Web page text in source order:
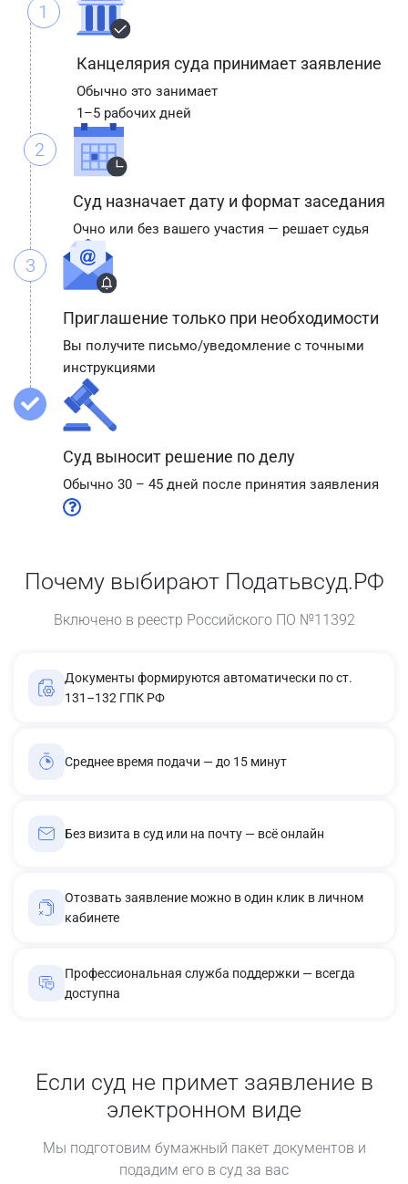
1
Канцелярия суда принимает заявление
Обычно это занимает
1–5 рабочих дней
2
Суд назначает дату и формат заседания
Очно или без вашего участия — решает судья
3
Приглашение только при необходимости
Вы получите письмо/уведомление с точными
инструкциями
Суд выносит решение по делу
Обычно 30 – 45 дней после принятия заявления
Почему выбирают Податьвсуд.РФ
Включено в реестр Российского ПО №11392
Документы формируются автоматически по ст.
131–132 ГПК РФ
Среднее время подачи — до 15 минут
Без визита в суд или на почту — всё онлайн
Отозвать заявление можно в один клик в личном
кабинете
Профессиональная служба поддержки — всегда
доступна
Если суд не примет заявление в
электронном виде
Мы подготовим бумажный пакет документов и
подадим его в суд за вас